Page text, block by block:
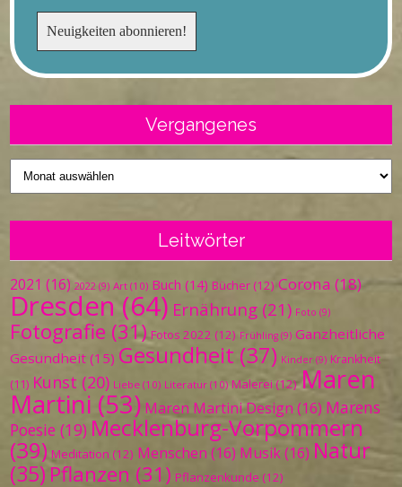
Vergangenes
Vergangenes
Leitwörter
2021 (16) 2022 (9) Art (10) Buch (14) Bücher (12) Corona (18)
Dresden (64) Ernährung (21) Foto (9)
Fotografie (31) Fotos 2022 (12) Frühling (9) Ganzheitliche
Gesundheit (15) Gesundheit (37) Kinder (9) Krankheit
(11) Kunst (20) Liebe (10) Literatur (10) Malerei (12) Maren
Martini (53) Maren Martini Design (16) Marens
Poesie (19) Mecklenburg-Vorpommern
(39) Meditation (12) Menschen (16) Musik(16) Natur
(35) Pflanzen (31) Pflanzenkunde (12)